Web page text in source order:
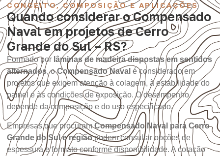
CONCEITO, COMPOSIÇÃO E APLICAÇÕES
Quando considerar o Compensado
Naval em projetos de Cerro
Grande do Sul – RS?
Formado por lâminas de madeira dispostas em sentidos
alternados, oCompensado Naval é considerado em
projetos que exigem atenção à colagem, à estabilidade do
painel e às condições de exposição. O desempenho
depende da composição e do uso especificado.
Empresas que procuramCompensado Naval para Cerro
Grande do Sul e regiãopodem consultar opções de
espessura e formato conforme disponibilidade. A cotação